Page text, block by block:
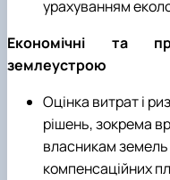
урахуванням
Економічні та
землеустрою
Оцінка витрат і
рішень, зокрема
власникам
компенсаційних